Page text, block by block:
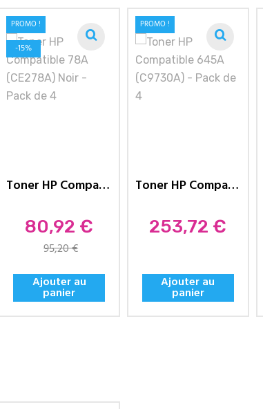
Toner HP Compatible 78A (CE278A)...
Prix
80,92 €
95,20 €
Ajouter au
panier
PROMO !
-15%
Toner HP Compatible 645A...
Prix
253,72 €
Ajouter au
panier
PROMO !